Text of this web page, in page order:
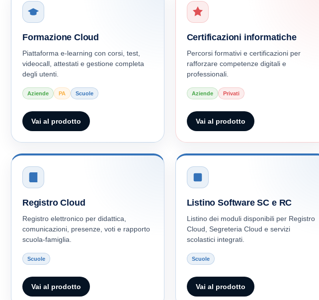
Formazione Cloud
Piattaforma e-learning con corsi, test,
videocall, attestati e gestione completa
degli utenti.
Aziende PA Scuole
Vai al prodotto
Certificazioni informatiche
Percorsi formativi e certificazioni per
rafforzare competenze digitali e
professionali.
Aziende Privati
Vai al prodotto
Registro Cloud
Registro elettronico per didattica,
comunicazioni, presenze, voti e rapporto
scuola-famiglia.
Scuole
Vai al prodotto
Listino Software SC e RC
Listino dei moduli disponibili per Registro
Cloud, Segreteria Cloud e servizi
scolastici integrati.
Scuole
Vai al prodotto